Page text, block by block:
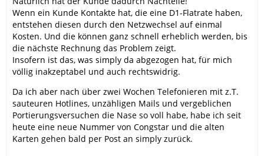
Wenn ein Kunde Kontakte hat, die eine D1-Flatrate haben,
entstehen diesen durch den Netzwechsel auf einmal
Kosten. Und die können ganz schnell erheblich werden, bis
die nächste Rechnung das Problem zeigt.
Insofern ist das, was simply da abgezogen hat, für mich
völlig inakzeptabel und auch rechtswidrig.
Da ich aber nach über zwei Wochen Telefonieren mit z.T.
sauteuren Hotlines, unzähligen Mails und vergeblichen
Portierungsversuchen die Nase so voll habe, habe ich seit
heute eine neue Nummer von Congstar und die alten
Karten gehen bald per Post an simply zurück.